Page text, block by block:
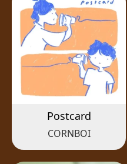
Postcard
CORNBOI